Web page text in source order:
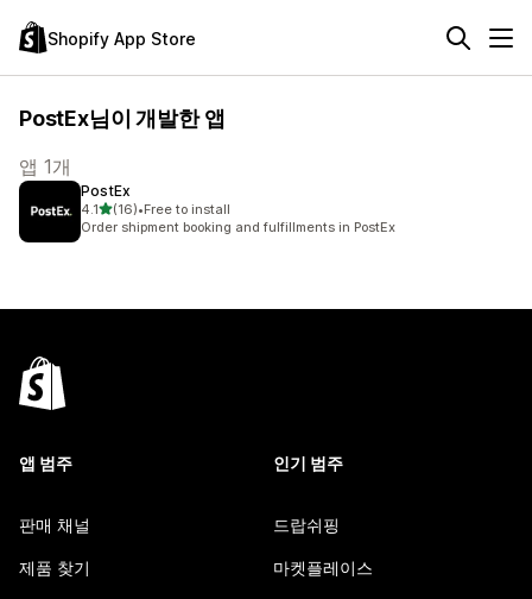
Shopify App Store
PostEx님이 개발한 앱
앱 1개
PostEx
4.1별 5개 중
(16)
총 리뷰 16개
•Free to install
Order shipment booking and fulfillments in PostEx
앱 범주
판매 채널
제품 찾기
인기 범주
드랍쉬핑
마켓플레이스